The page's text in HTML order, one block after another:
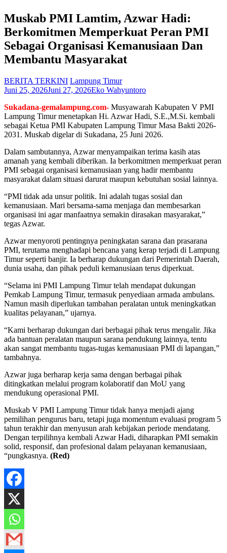
Muskab PMI Lamtim, Azwar Hadi:
Berkomitmen Memperkuat Peran PMI
Sebagai Organisasi Kemanusiaan Dan
Membantu Masyarakat
BERITA TERKINI Lampung Timur
Juni 25, 2026Juni 27, 2026Eko Wahyuntoro
Sukadana-gemalampung.com- Musyawarah Kabupaten V PMI
Lampung Timur menetapkan Hi. Azwar Hadi, S.E.,M.Si. kembali
sebagai Ketua PMI Kabupaten Lampung Timur Masa Bakti 2026-
2031. Muskab digelar di Sukadana, 25 Juni 2026.
Dalam sambutannya, Azwar menyampaikan terima kasih atas
amanah yang kembali diberikan. Ia berkomitmen memperkuat peran
PMI sebagai organisasi kemanusiaan yang hadir membantu
masyarakat dalam situasi darurat maupun kebutuhan sosial lainnya.
“PMI tidak ada unsur politik. Ini adalah tugas sosial dan
kemanusiaan. Mari bersama-sama menjaga dan membesarkan
organisasi ini agar manfaatnya semakin dirasakan masyarakat,”
tegas Azwar.
Azwar menyoroti pentingnya peningkatan sarana dan prasarana
PMI, terutama menghadapi bencana yang kerap terjadi di Lampung
Timur seperti banjir. Ia berharap dukungan dari Pemerintah Daerah,
dunia usaha, dan pihak peduli kemanusiaan terus diperkuat.
“Selama ini PMI Lampung Timur telah mendapat dukungan
Pemkab Lampung Timur, termasuk penyediaan armada ambulans.
Namun masih diperlukan tambahan peralatan untuk meningkatkan
kualitas pelayanan,” ujarnya.
“Kami berharap dukungan dari berbagai pihak terus mengalir. Jika
ada bantuan peralatan maupun sarana pendukung lainnya, tentu
akan sangat membantu tugas-tugas kemanusiaan PMI di lapangan,”
tambahnya.
Azwar juga berharap kerja sama dengan berbagai pihak
ditingkatkan melalui program kolaboratif dan MoU yang
mendukung operasional PMI.
Muskab V PMI Lampung Timur tidak hanya menjadi ajang
pemilihan pengurus baru, tetapi juga momentum evaluasi program 5
tahun terakhir dan menyusun arah kebijakan periode mendatang.
Dengan terpilihnya kembali Azwar Hadi, diharapkan PMI semakin
solid, responsif, dan profesional dalam pelayanan kemanusiaan,
“pungkasnya. (Red)